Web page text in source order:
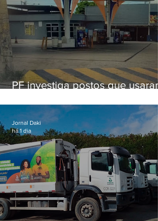
PF investiga postos que usaram
secretário morto em 2020
Jornal Daki
há 1 dia